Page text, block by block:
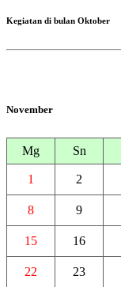
Kegiatan di bulan Oktober
November
Mg Sn
1 2
8 9
15 16
22 23